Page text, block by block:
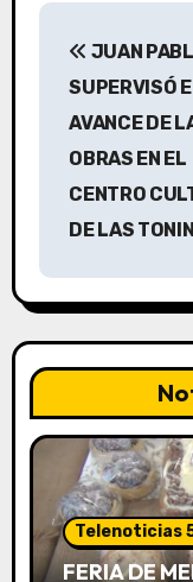
N
a
c
i
ó
d
e
JUAN
SUPERVISÓ
AVANCE DE
OBRAS EN EL
CENTRO
DE LAS
Telenoticias
FERIA DE